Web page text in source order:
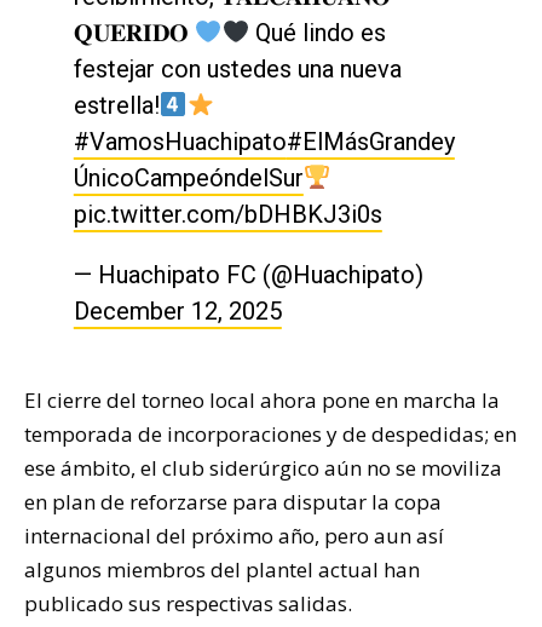
𝐐𝐔𝐄𝐑𝐈𝐃𝐎
Qué lindo es
festejar con ustedes una nueva
estrella!
#VamosHuachipato#ElMásGrandey
ÚnicoCampeóndelSur
pic.twitter.com/bDHBKJ3i0s
— Huachipato FC (@Huachipato)
December 12, 2025
El cierre del torneo local ahora pone en marcha la
temporada de incorporaciones y de despedidas; en
ese ámbito, el club siderúrgico aún no se moviliza
en plan de reforzarse para disputar la copa
internacional del próximo año, pero aun así
algunos miembros del plantel actual han
publicado sus respectivas salidas.